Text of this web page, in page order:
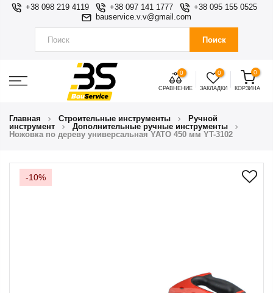
+38 098 219 4119 +38 097 141 1777
+38 095 155 0525
bauservice.v.v@gmail.com
Поиск
0
СРАВНЕНИЕ
0
ЗАКЛАДКИ
0
КОРЗИНА
Главная Строительные инструменты
Ручной
инструмент
Дополнительные ручные инструменты
Ножовка по дереву универсальная YATO 450 мм YT-3102
-10%